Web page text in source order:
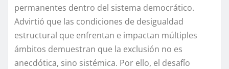
permanentes dentro del sistema democrático.
Advirtió que las condiciones de desigualdad
estructural que enfrentan e impactan múltiples
ámbitos demuestran que la exclusión no es
anecdótica, sino sistémica. Por ello, el desafío